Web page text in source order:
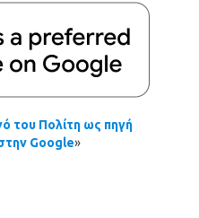
του Πολίτη ως πηγή
Google»